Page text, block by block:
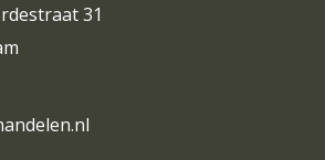
31